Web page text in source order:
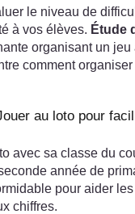
le niveau de
à vos élèves. Étude
organisant un
comment
au loto pour
avec sa classe du
année de
pour aider
chiffres.